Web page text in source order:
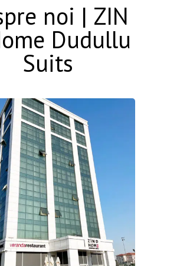
noi | ZIN
Dudullu
Suits